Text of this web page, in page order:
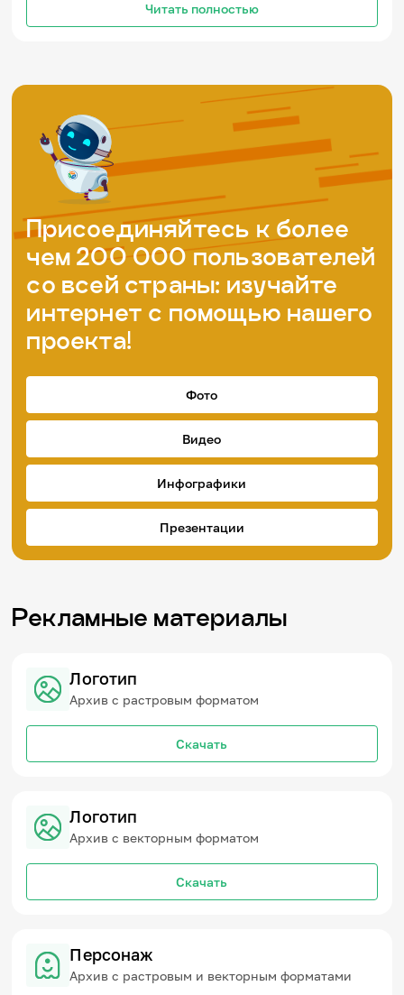
временем. Интересным было задание по
вещей. Но мы справились. Когда узнали о третьем
месте − счастью не было предела! Я горжусь своими
ребятами и уверена, что опыт участия в этом конкурсе
обязательно пригодится им при поступлении в вузы.
Читать полностью
Присоединяйтесь к более
чем 200 000 пользователей
со всей страны: изучайте
интернет с помощью нашего
проекта!
Фото
Видео
Инфографики
Презентации
Рекламные материалы
Логотип
Архив с растровым форматом
Скачать
Логотип
Архив с векторным форматом
Скачать
Персонаж
Архив с растровым и векторным форматами